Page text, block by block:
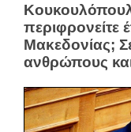
περιφρονείτε
Μακεδονίας;
ανθρώπους